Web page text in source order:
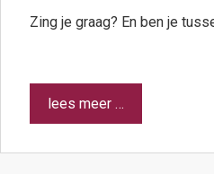
Zing je graag? En ben je
lees meer …